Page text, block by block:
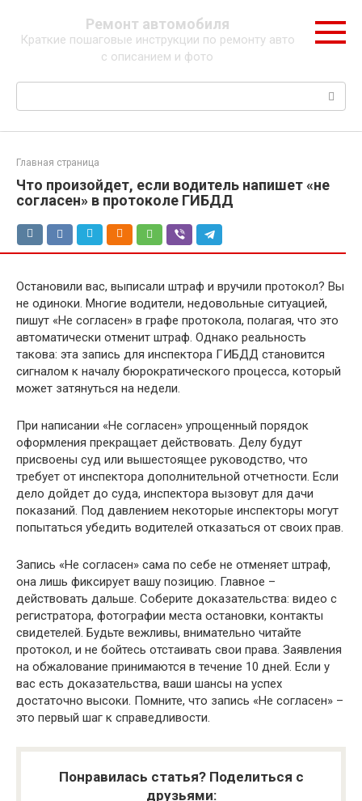
контенту
Ремонт автомобиля
Краткие пошаговые инструкции по ремонту авто
с описанием и фото
Поиск:
Главная страница
Что произойдет, если водитель напишет «не
согласен» в протоколе ГИБДД
Остановили вас, выписали штраф и вручили протокол? Вы
не одиноки. Многие водители, недовольные ситуацией,
пишут «Не согласен» в графе протокола, полагая, что это
автоматически отменит штраф. Однако реальность
такова: эта запись для инспектора ГИБДД становится
сигналом к началу бюрократического процесса, который
может затянуться на недели.
При написании «Не согласен» упрощенный порядок
оформления прекращает действовать. Делу будут
присвоены суд или вышестоящее руководство, что
требует от инспектора дополнительной отчетности. Если
дело дойдет до суда, инспектора вызовут для дачи
показаний. Под давлением некоторые инспекторы могут
попытаться убедить водителей отказаться от своих прав.
Запись «Не согласен» сама по себе не отменяет штраф,
она лишь фиксирует вашу позицию. Главное –
действовать дальше. Соберите доказательства: видео с
регистратора, фотографии места остановки, контакты
свидетелей. Будьте вежливы, внимательно читайте
протокол, и не бойтесь отстаивать свои права. Заявления
на обжалование принимаются в течение 10 дней. Если у
вас есть доказательства, ваши шансы на успех
достаточно высоки. Помните, что запись «Не согласен» –
это первый шаг к справедливости.
Понравилась статья? Поделиться с
друзьями: